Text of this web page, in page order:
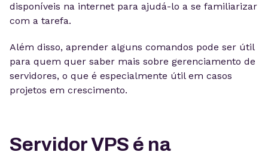
disponíveis na internet para ajudá-lo a se familiarizar
com a tarefa.
Além disso, aprender alguns comandos pode ser útil
para quem quer saber mais sobre gerenciamento de
servidores, o que é especialmente útil em casos
projetos em crescimento.
Servidor VPS é na